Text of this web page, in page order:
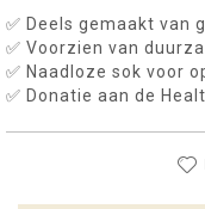
✅ Deels gemaakt van
✅ Voorzien van
✅ Naadloze sok voor
✅ Donatie aan de